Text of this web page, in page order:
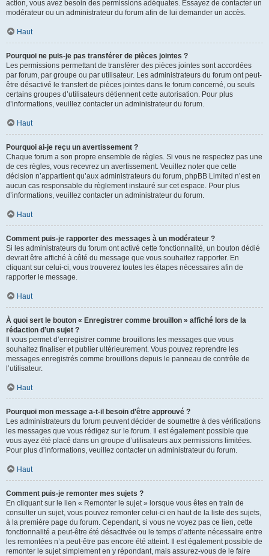
action, vous avez besoin des permissions adéquates. Essayez de contacter un
modérateur ou un administrateur du forum afin de lui demander un accès.
Haut
Pourquoi ne puis-je pas transférer de pièces jointes ?
Les permissions permettant de transférer des pièces jointes sont accordées
par forum, par groupe ou par utilisateur. Les administrateurs du forum ont peut-
être désactivé le transfert de pièces jointes dans le forum concerné, ou seuls
certains groupes d’utilisateurs détiennent cette autorisation. Pour plus
d’informations, veuillez contacter un administrateur du forum.
Haut
Pourquoi ai-je reçu un avertissement ?
Chaque forum a son propre ensemble de règles. Si vous ne respectez pas une
de ces règles, vous recevrez un avertissement. Veuillez noter que cette
décision n’appartient qu’aux administrateurs du forum, phpBB Limited n’est en
aucun cas responsable du règlement instauré sur cet espace. Pour plus
d’informations, veuillez contacter un administrateur du forum.
Haut
Comment puis-je rapporter des messages à un modérateur ?
Si les administrateurs du forum ont activé cette fonctionnalité, un bouton dédié
devrait être affiché à côté du message que vous souhaitez rapporter. En
cliquant sur celui-ci, vous trouverez toutes les étapes nécessaires afin de
rapporter le message.
Haut
À quoi sert le bouton « Enregistrer comme brouillon » affiché lors de la
rédaction d’un sujet ?
Il vous permet d’enregistrer comme brouillons les messages que vous
souhaitez finaliser et publier ultérieurement. Vous pouvez reprendre les
messages enregistrés comme brouillons depuis le panneau de contrôle de
l’utilisateur.
Haut
Pourquoi mon message a-t-il besoin d’être approuvé ?
Les administrateurs du forum peuvent décider de soumettre à des vérifications
les messages que vous rédigez sur le forum. Il est également possible que
vous ayez été placé dans un groupe d’utilisateurs aux permissions limitées.
Pour plus d’informations, veuillez contacter un administrateur du forum.
Haut
Comment puis-je remonter mes sujets ?
En cliquant sur le lien « Remonter le sujet » lorsque vous êtes en train de
consulter un sujet, vous pouvez remonter celui-ci en haut de la liste des sujets,
à la première page du forum. Cependant, si vous ne voyez pas ce lien, cette
fonctionnalité a peut-être été désactivée ou le temps d’attente nécessaire entre
les remontées n’a peut-être pas encore été atteint. Il est également possible de
remonter le sujet simplement en y répondant, mais assurez-vous de le faire